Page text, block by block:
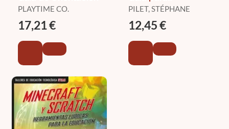
PLAYTIME CO.
17,21 €
Jugadores
PILET, STÉPHANE
12,45 €